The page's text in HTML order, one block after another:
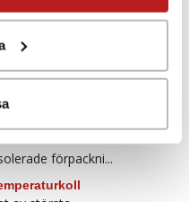
Högsk...
utveckling
av vä...
eng...
läkemedel
förpackni...